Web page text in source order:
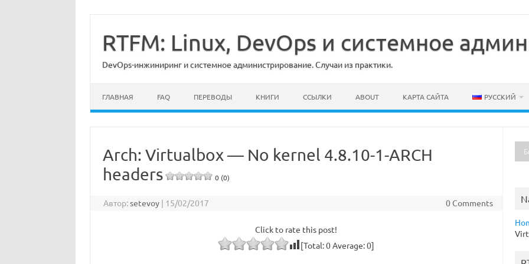
содержимому
RTFM: Linux, DevOps и системное
DevOps-инжиниринг и системное администрирование. Случаи из практики.
ГЛАВНАЯ FAQ ПЕРЕВОДЫ КНИГИ ССЫЛКИ ABOUT КАРТА САЙТА РУССКИЙ
Arch: Virtualbox — No kernel 4.8.10-1-ARCH
headers
0 (0)
Автор:setevoy | 15/02/2017 0 Comments
Click to rate this post!
[Total:0Average:0]